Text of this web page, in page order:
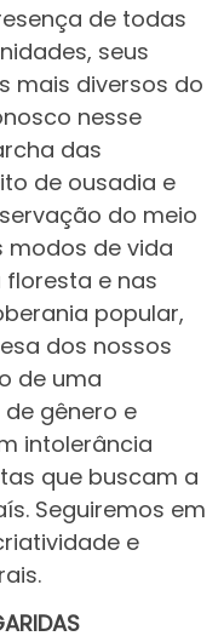
de todas
seus
mais diversos do
nesse
das
de ousadia e
do meio
modos de vida
e nas
popular,
dos nossos
de uma
gênero e
intolerância
que buscam a
Seguiremos em
e